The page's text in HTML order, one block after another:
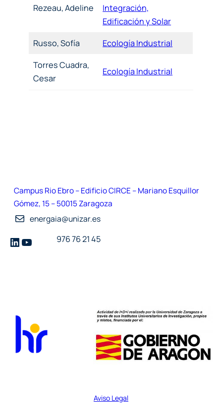
Rezeau, Adeline
Integración,
Edificación y Solar
Russo, Sofía
Ecología Industrial
Torres Cuadra,
Cesar
Ecología Industrial
Campus Rio Ebro – Edificio CIRCE – Mariano Esquillor
Gómez, 15 – 50015 Zaragoza
energaia@unizar.es
LinkedIn YouTube 976 76 21 45
Aviso Legal